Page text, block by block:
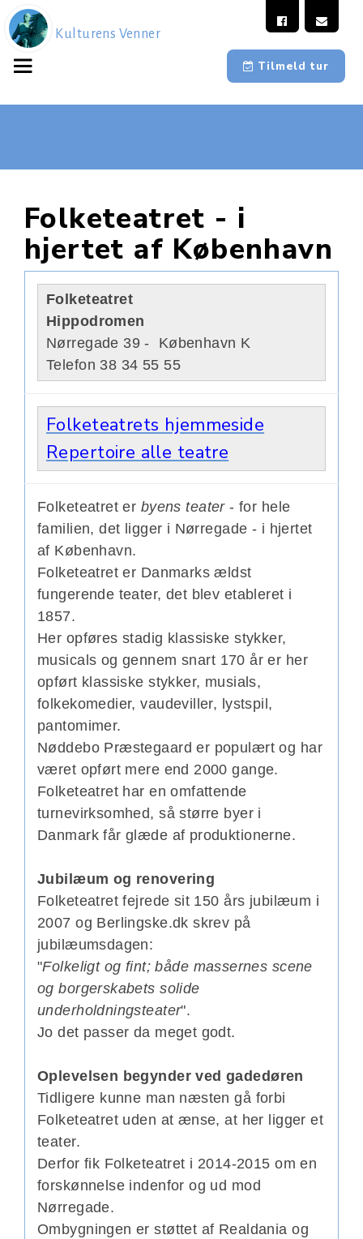
Kulturens Venner
Tilmeld tur
Folketeatret - i
hjertet af København
Folketeatret
Hippodromen
Nørregade 39 - København K
Telefon 38 34 55 55
Folketeatrets hjemmeside
Repertoire alle teatre
Folketeatret er byens teater- for hele
familien, det ligger i Nørregade - i hjertet
af København.
Folketeatret er Danmarks ældst
fungerende teater, det blev etableret i
1857.
Her opføres stadig klassiske stykker,
musicals og gennem snart 170 år er her
opført klassiske stykker, musials,
folkekomedier, vaudeviller, lystspil,
pantomimer.
Nøddebo Præstegaard er populært og har
været opført mere end 2000 gange.
Folketeatret har en omfattende
turnevirksomhed, så større byer i
Danmark får glæde af produktionerne.
Jubilæum og renovering
Folketeatret fejrede sit 150 års jubilæum i
2007 og Berlingske.dk skrev på
jubilæumsdagen:
"Folkeligt og fint; både massernes scene
og borgerskabets solide
underholdningsteater".
Jo det passer da meget godt.
Oplevelsen begynder ved gadedøren
Tidligere kunne man næsten gå forbi
Folketeatret uden at ænse, at her ligger et
teater.
Derfor fik Folketeatret i 2014-2015 om en
forskønnelse indenfor og ud mod
Nørregade.
Ombygningen er støttet af Realdania og